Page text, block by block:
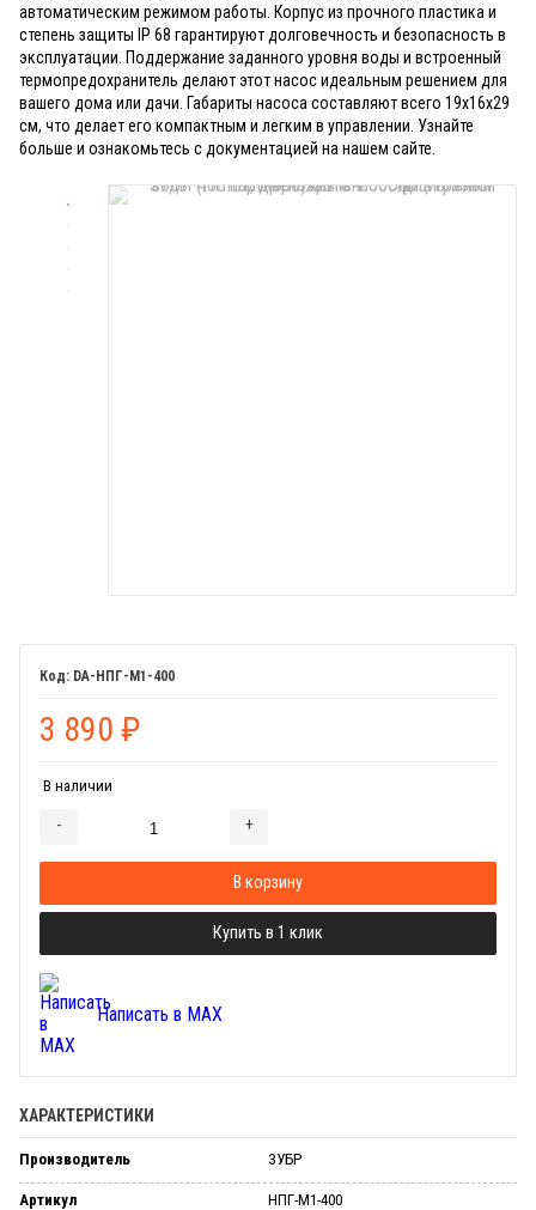
автоматическим режимом работы. Корпус из прочного пластика и
степень защиты IP 68 гарантируют долговечность и безопасность в
эксплуатации. Поддержание заданного уровня воды и встроенный
термопредохранитель делают этот насос идеальным решением для
вашего дома или дачи. Габариты насоса составляют всего 19x16x29
см, что делает его компактным и легким в управлении. Узнайте
больше и ознакомьтесь с документацией на нашем сайте.
DA-НПГ-М1-400
3 890 ₽
В наличии
- +
В корзину
Купить в 1 клик
Написать в MAX
ХАРАКТЕРИСТИКИ
Производитель ЗУБР
Артикул НПГ-М1-400